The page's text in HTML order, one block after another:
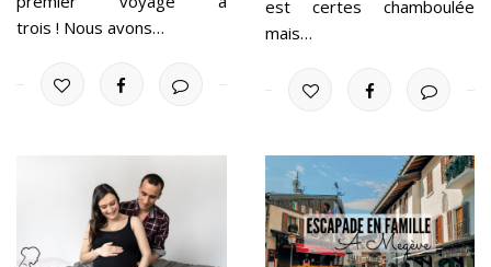
trois ! Nous avons…
est certes chamboulée
mais…